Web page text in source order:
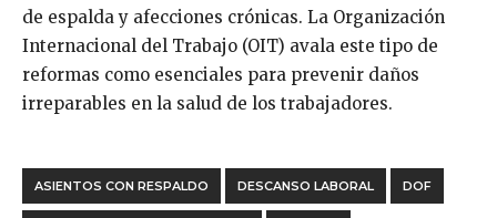
de espalda y afecciones crónicas. La Organización
Internacional del Trabajo (OIT) avala este tipo de
reformas como esenciales para prevenir daños
irreparables en la salud de los trabajadores.
ASIENTOS CON RESPALDO DESCANSO LABORAL DOF